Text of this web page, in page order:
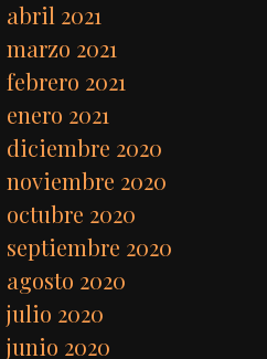
abril 2021
marzo 2021
febrero 2021
enero 2021
diciembre 2020
noviembre 2020
octubre 2020
septiembre 2020
agosto 2020
julio 2020
junio 2020